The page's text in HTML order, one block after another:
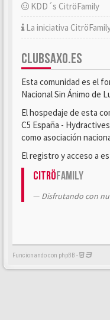
KDD´s CitröFamily
La iniciativa
CLUBSAXO.ES
Esta comunidad es el
Nacional Sin Ánimo de
El hospedaje de esta
C5 España -
como asociación
El registro y acceso a
CitröFamily
Disfrutando con
Funcionando con phpBB -